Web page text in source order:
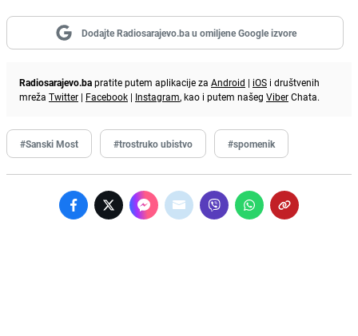
Dodajte Radiosarajevo.ba u omiljene Google izvore
Radiosarajevo.bapratite putem aplikacije za Android | iOS i društvenih
mreža Twitter | Facebook | Instagram, kao i putem našeg ViberChata.
#Sanski Most #trostruko ubistvo #spomenik